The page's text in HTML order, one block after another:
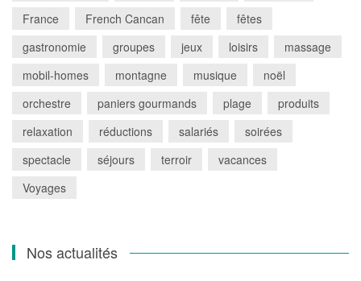
France
French Cancan fête
fêtes
gastronomie
groupes jeux loisirs
massage
mobil-homes
montagne musique
noël
orchestre
paniers gourmands plage
produits
relaxation
réductions salariés
soirées
spectacle
séjours terroir
vacances
Voyages
Nos actualités